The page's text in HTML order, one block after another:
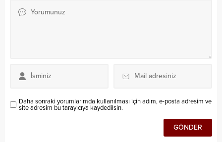
Daha sonraki yorumlarımda kullanılması için adım, e-posta adresim ve
site adresim bu tarayıcıya kaydedilsin.